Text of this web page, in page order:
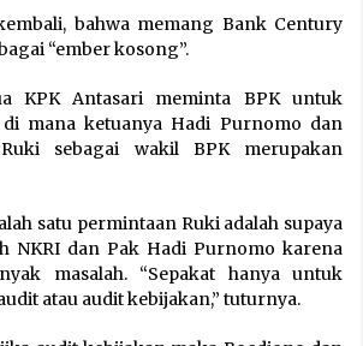
bahwa memang Bank Century
“ember kosong”.
KPK Antasari meminta BPK untuk
mana ketuanya Hadi Purnomo dan
sebagai wakil BPK merupakan
satu permintaan Ruki adalah supaya
NKRI dan Pak Hadi Purnomo karena
masalah. “Sepakat hanya untuk
atau audit kebijakan,” tuturnya.